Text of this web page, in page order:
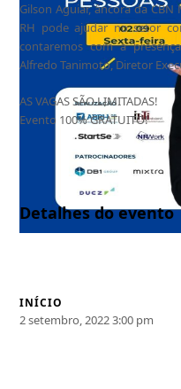
Gilson Aguiar, âncora da
RH pode ajudar no setor
contaremos com a
Alfredo Tanimoto, Diretor
AS VAGAS SÃO LIMITADAS!
Evento 100% GRATUITO!
Detalhes do evento
INÍCIO
2 setembro, 2022 3:00 pm